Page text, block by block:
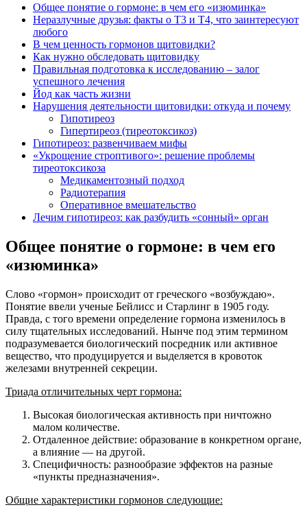
Общее понятие о гормоне: в чем его «изюминка»
Неразлучные друзья: факты о Т3 и Т4, что заинтересуют
любого
В чем ценность гормонов щитовидки?
Как нужно обследовать щитовидку
Правильная подготовка к исследованию – залог
успешного лечения
Йод как часть жизни
Нарушения деятельности щитовидки: откуда и почему
Гипотиреоз
Гипертиреоз (тиреотоксикоз)
Гипотиреоз: развенчиваем мифы
«Укрощение строптивого»: решение проблемы
тиреотоксикоза
Медикаментозный подход
Радиотерапия
Оперативное вмешательство
Лечим гипотиреоз: как разбудить «сонный» орган
Общее понятие о гормоне: в чем его
«изюминка»
Слово «гормон» происходит от греческого «возбуждаю».
Понятие ввели ученые Бейлисс и Старлинг в 1905 году.
Правда, с того времени определение гормона изменилось в
силу тщательных исследований. Нынче под этим термином
подразумевается биологический посредник или активное
вещество, что продуцируется и выделяется в кровоток
железами внутренней секреции.
Триада отличительных черт гормона:
Высокая биологическая активность при ничтожно
малом количестве.
Отдаленное действие: образование в конкретном органе,
а влияние — на другой.
Специфичность: разнообразие эффектов на разные
«пункты предназначения».
Общие характеристики гормонов следующие: